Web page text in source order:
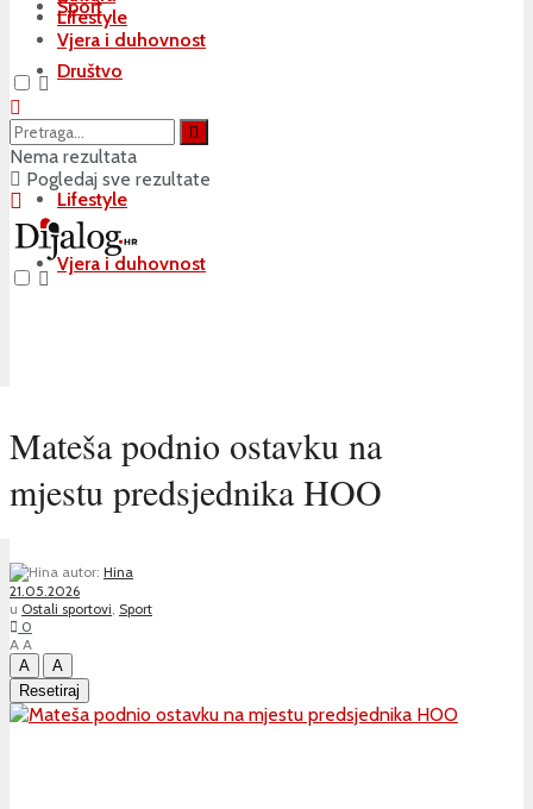
Sport
Društvo
Kultura
Lifestyle
Vjera i duhovnost
Lifestyle
Vjera i duhovnost
Nema rezultata
Pogledaj sve rezultate
Mateša podnio ostavku na
mjestu predsjednika HOO
autor: Hina
21.05.2026
u Ostali sportovi, Sport
0
A A
A
A
Resetiraj